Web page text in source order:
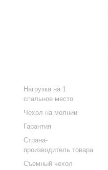
Нагрузка на 1
спальное место
Чехол на молнии
Гарантия
Страна-
производитель товара
Съемный чехол